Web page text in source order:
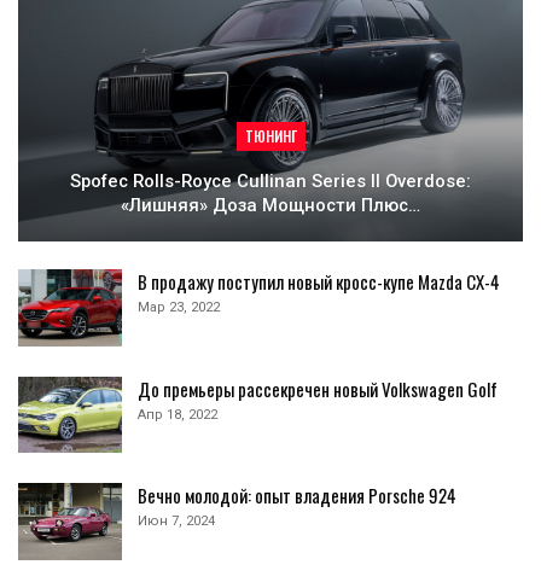
ТЮНИНГ
Spofec Rolls-Royce Cullinan Series II Overdose:
«лишняя» Доза Мощности Плюс…
В продажу поступил новый кросс-купе Mazda CX-4
Мар 23, 2022
До премьеры рассекречен новый Volkswagen Golf
Апр 18, 2022
Вечно молодой: опыт владения Porsche 924
Июн 7, 2024